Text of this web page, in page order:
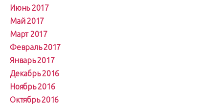
Июнь 2017
Май 2017
Март 2017
Февраль 2017
Январь 2017
Декабрь 2016
Ноябрь 2016
Октябрь 2016